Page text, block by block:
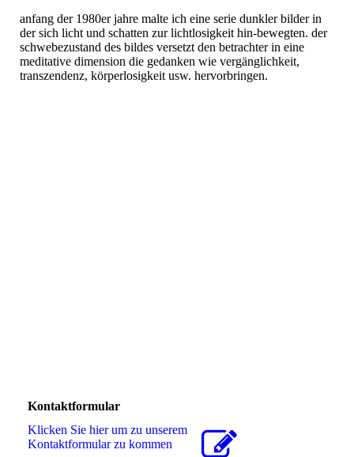
anfang der 1980er jahre malte ich eine serie dunkler bilder in
der sich licht und schatten zur lichtlosigkeit hin-bewegten. der
schwebezustand des bildes versetzt den betrachter in eine
meditative dimension die gedanken wie vergänglichkeit,
transzendenz, körperlosigkeit usw. hervorbringen.
Kontaktformular
Klicken Sie hier um zu unserem
Kon­takt­for­mu­lar zu kommen